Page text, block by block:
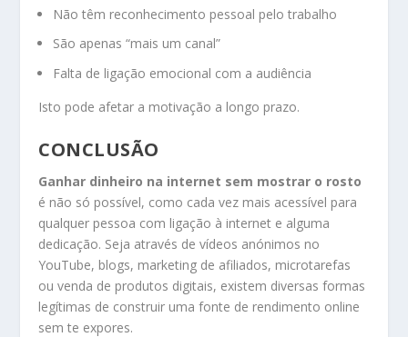
Não têm reconhecimento pessoal pelo trabalho
São apenas “mais um canal”
Falta de ligação emocional com a audiência
Isto pode afetar a motivação a longo prazo.
CONCLUSÃO
Ganhar dinheiro na internet sem mostrar o rosto
é não só possível, como cada vez mais acessível para
qualquer pessoa com ligação à internet e alguma
dedicação. Seja através de vídeos anónimos no
YouTube, blogs, marketing de afiliados, microtarefas
ou venda de produtos digitais, existem diversas formas
legítimas de construir uma fonte de rendimento online
sem te expores.